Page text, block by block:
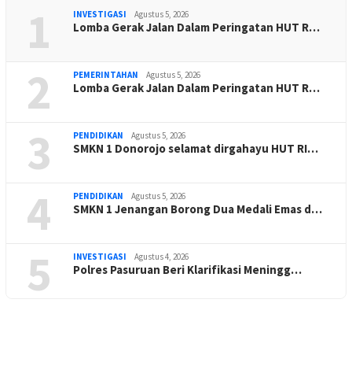
1 INVESTIGASI Agustus 5, 2026
Lomba Gerak Jalan Dalam Peringatan HUT R…
2 PEMERINTAHAN Agustus 5, 2026
Lomba Gerak Jalan Dalam Peringatan HUT R…
3 PENDIDIKAN Agustus 5, 2026
SMKN 1 Donorojo selamat dirgahayu HUT RI…
4 PENDIDIKAN Agustus 5, 2026
SMKN 1 Jenangan Borong Dua Medali Emas d…
5 INVESTIGASI Agustus 4, 2026
Polres Pasuruan Beri Klarifikasi Meningg…